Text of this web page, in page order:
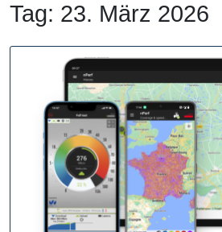
Tag: 23. März 2026